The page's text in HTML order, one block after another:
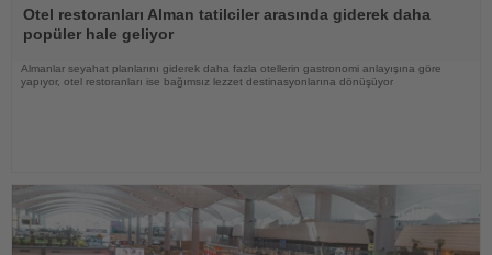
Oku
Otel restoranları Alman tatilciler arasında giderek daha
popüler hale geliyor
Almanlar seyahat planlarını giderek daha fazla otellerin gastronomi anlayışına göre
yapıyor, otel restoranları ise bağımsız lezzet destinasyonlarına dönüşüyor